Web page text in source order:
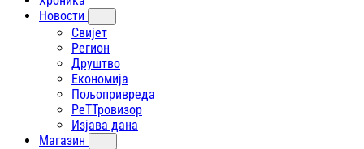
Новости
Свијет
Регион
Друштво
Економија
Пољопривреда
РеТТровизор
Изјава дана
Магазин